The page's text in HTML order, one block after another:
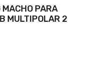
MACHO PARA
MULTIPOLAR 2